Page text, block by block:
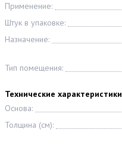
Применение:
Штук в упаковке:
Назначение:
Тип помещения:
Технические характеристики
Основа:
Толщина (см):